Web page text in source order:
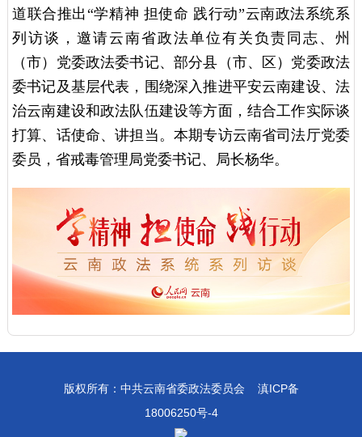
道联合推出“学精神 担使命 践行动”云南政法系统系
列访谈，邀请云南省政法单位有关负责同志、州
（市）党委政法委书记、部分县（市、区）党委政法
委书记及基层代表，围绕深入推进平安云南建设、法
治云南建设和政法队伍建设等方面，结合工作实际谈
打算、话使命、讲担当。本期专访云南省司法厅党委
委员，省戒毒管理局党委书记、局长杨华。
版权所有：中共云南省委政法委员会 滇ICP备
18006250号-4